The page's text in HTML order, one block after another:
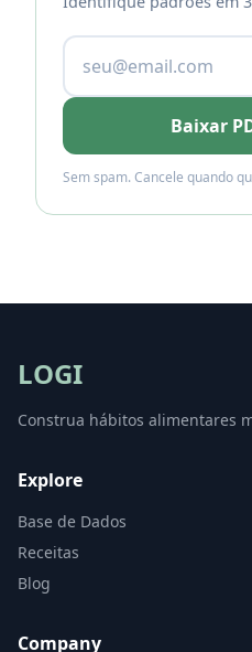
Baixar
Sem spam. Cancele quando
LOGI
Construa hábitos alimentares
Explore
Base de Dados
Receitas
Blog
Company